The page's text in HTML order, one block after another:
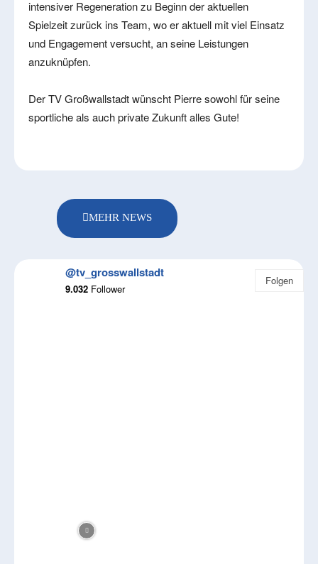
intensiver Regeneration zu Beginn der aktuellen
Spielzeit zurück ins Team, wo er aktuell mit viel Einsatz
und Engagement versucht, an seine Leistungen
anzuknüpfen.
Der TV Großwallstadt wünscht Pierre sowohl für seine
sportliche als auch private Zukunft alles Gute!
MEHR NEWS
@tv_grosswallstadt
9.032 Follower
Folgen